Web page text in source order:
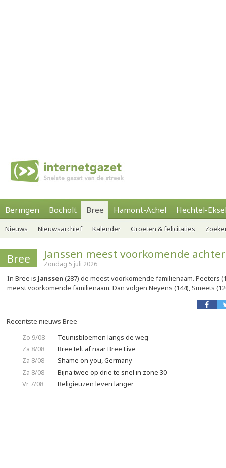
Beringen Bocholt Bree Hamont-Achel Hechtel-
Nieuws Nieuwsarchief Kalender Groeten & felicitaties
Bree Janssen meest voorkomende
Zondag 5 juli 2026
In Bree is Janssen (287) de meest voorkomende familienaam. Peeters
meest voorkomende familienaam. Dan volgen Neyens (144), Smeets
Recentste nieuws Bree
Zo 9/08
Teunisbloemen langs de weg
Za 8/08
Bree telt af naar Bree Live
Za 8/08
Shame on you, Germany
Za 8/08
Bijna twee op drie te snel in zone 30
Vr 7/08
Religieuzen leven langer